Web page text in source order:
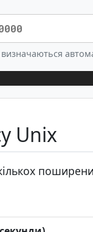
визначаються
Unix